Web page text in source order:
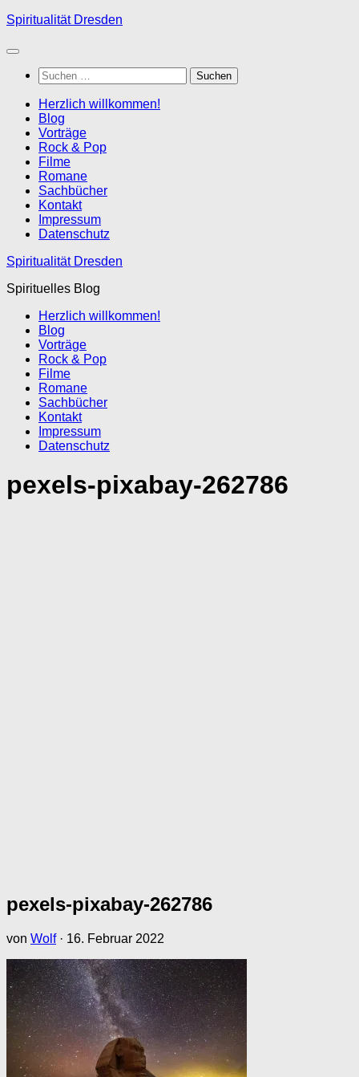
Zum
springen
Spiritualität Dresden
Suchen
nach:
Herzlich willkommen!
Blog
Vorträge
Rock & Pop
Filme
Romane
Sachbücher
Kontakt
Impressum
Datenschutz
Spiritualität Dresden
Spirituelles Blog
Herzlich willkommen!
Blog
Vorträge
Rock & Pop
Filme
Romane
Sachbücher
Kontakt
Impressum
Datenschutz
pexels-pixabay-262786
pexels-pixabay-262786
von Wolf · 16. Februar 2022